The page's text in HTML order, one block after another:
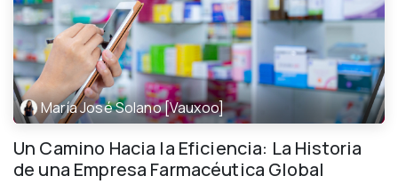
María José Solano [Vauxoo]
Un Camino Hacia la Eficiencia: La Historia
de una Empresa Farmacéutica Global